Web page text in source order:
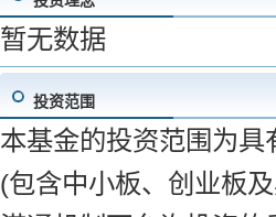
暂无数据
投资范围
本基金的投资范围为
(包含中小板、创业板